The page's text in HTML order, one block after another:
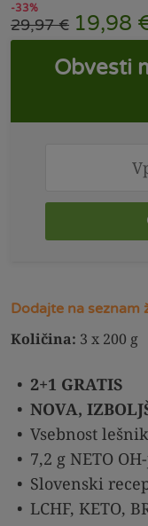
-33%
29,97€ 19,98
Obvesti
Dodajte na seznam
Količina: 3 x 200 g
2+1 GRATIS
NOVA,
Vsebnost
7,2 g NETO
Slovenski
LCHF, KETO,